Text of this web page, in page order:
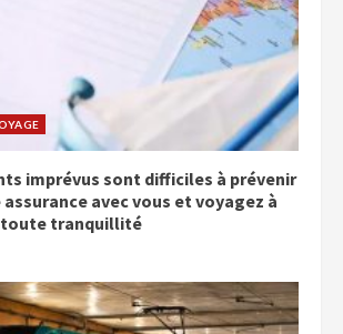
imprévus sont difficiles à prévenir
avec vous et voyagez à
toute tranquillité